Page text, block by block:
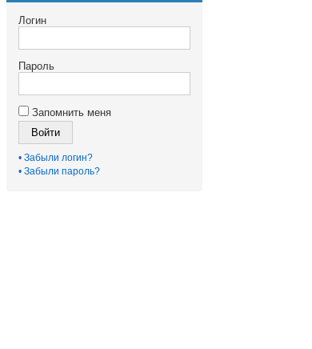
Логин
Пароль
Запомнить меня
Войти
• Забыли логин?
• Забыли пароль?